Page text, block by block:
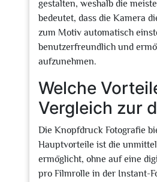
gestalten, weshalb die
bedeutet, dass die Kamera
zum Motiv automatisch
benutzerfreundlich und
aufzunehmen.
Welche
Vergleich zur
Die Knopfdruck Fotografie
Hauptvorteile ist die
ermöglicht, ohne auf eine
pro Filmrolle in der Instant-